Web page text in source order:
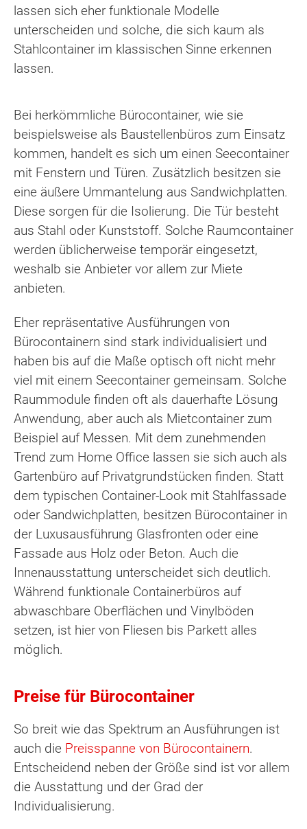
lassen sich eher funktionale Modelle
unterscheiden und solche, die sich kaum als
Stahlcontainer im klassischen Sinne erkennen
lassen.
Bei herkömmliche Bürocontainer, wie sie
beispielsweise als Baustellenbüros zum Einsatz
kommen, handelt es sich um einen Seecontainer
mit Fenstern und Türen. Zusätzlich besitzen sie
eine äußere Ummantelung aus Sandwichplatten.
Diese sorgen für die Isolierung. Die Tür besteht
aus Stahl oder Kunststoff. Solche Raumcontainer
werden üblicherweise temporär eingesetzt,
weshalb sie Anbieter vor allem zur Miete
anbieten.
Eher repräsentative Ausführungen von
Bürocontainern sind stark individualisiert und
haben bis auf die Maße optisch oft nicht mehr
viel mit einem Seecontainer gemeinsam. Solche
Raummodule finden oft als dauerhafte Lösung
Anwendung, aber auch als Mietcontainer zum
Beispiel auf Messen. Mit dem zunehmenden
Trend zum Home Office lassen sie sich auch als
Gartenbüro auf Privatgrundstücken finden. Statt
dem typischen Container-Look mit Stahlfassade
oder Sandwichplatten, besitzen Bürocontainer in
der Luxusausführung Glasfronten oder eine
Fassade aus Holz oder Beton. Auch die
Innenausstattung unterscheidet sich deutlich.
Während funktionale Containerbüros auf
abwaschbare Oberflächen und Vinylböden
setzen, ist hier von Fliesen bis Parkett alles
möglich.
Preise für Bürocontainer
So breit wie das Spektrum an Ausführungen ist
auch die Preisspanne von Bürocontainern.
Entscheidend neben der Größe sind ist vor allem
die Ausstattung und der Grad der
Individualisierung.